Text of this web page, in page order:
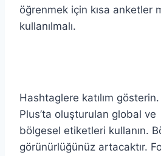
öğrenmek için kısa anketler
kullanılmalı.
Hashtaglere katılım
Plus’ta oluşturulan global ve
bölgesel etiketleri kullanın.
görünürlüğünüz artacaktır.